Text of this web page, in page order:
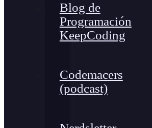
Blog de
Programación
KeepCoding
Codemacers
(podcast)